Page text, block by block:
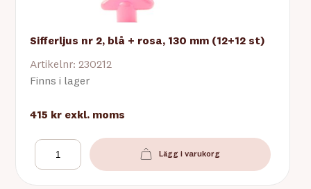
Sifferljus nr 2, blå + rosa, 130 mm (12+12 st)
Artikelnr: 230212
Finns i lager
415 kr exkl. moms
Lägg i varukorg